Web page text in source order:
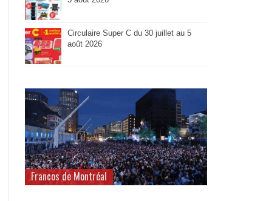
Circulaire Super C du 30 juillet au 5
août 2026
Francos de Montréal